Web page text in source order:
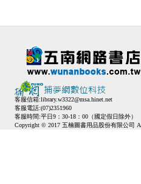
客服信箱:library.w3322@msa.hinet.net
客服電話:(07)2351960
客服時間:平日9：30-18：00（國定假日除外）
Copyright © 2017 五楠圖書用品股份有限公司